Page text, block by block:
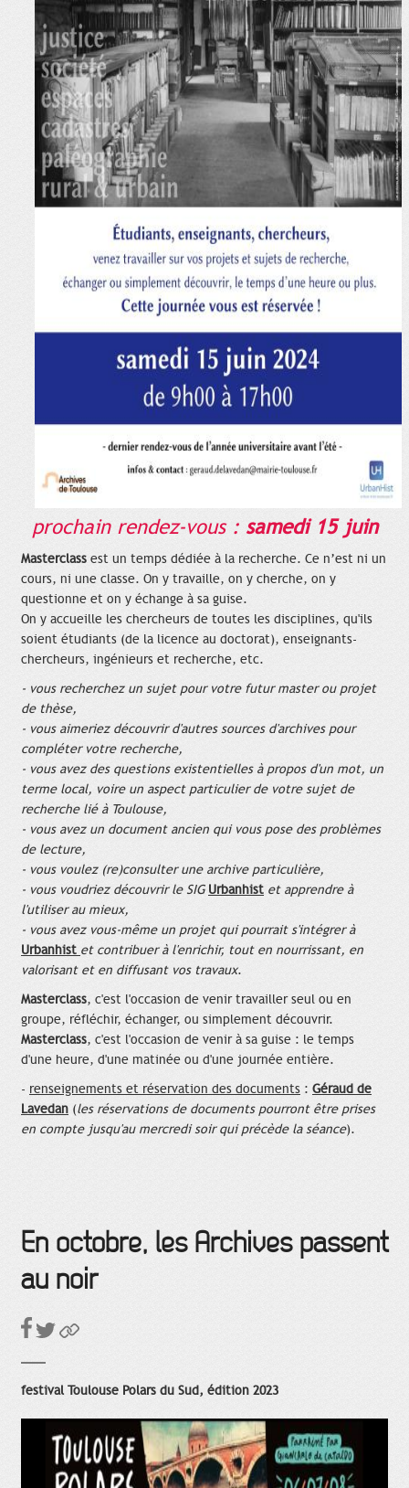
prochain rendez-vous : samedi 15 juin
Masterclass est un temps dédiée à la recherche. Ce n’est ni un
cours, ni une classe. On y travaille, on y cherche, on y
questionne et on y échange à sa guise.
On y accueille les chercheurs de toutes les disciplines, qu'ils
soient étudiants (de la licence au doctorat), enseignants-
chercheurs, ingénieurs et recherche, etc.
- vous recherchez un sujet pour votre futur master ou projet
de thèse,
- vous aimeriez découvrir d'autres sources d'archives pour
compléter votre recherche,
- vous avez des questions existentielles à propos d'un mot, un
terme local, voire un aspect particulier de votre sujet de
recherche lié à Toulouse,
- vous avez un document ancien qui vous pose des problèmes
de lecture,
- vous voulez (re)consulter une archive particulière,
- vous voudriez découvrir le SIG Urbanhist et apprendre à
l'utiliser au mieux,
- vous avez vous-même un projet qui pourrait s'intégrer à
Urbanhist et contribuer à l'enrichir, tout en nourrissant, en
valorisant et en diffusant vos travaux.
Masterclass, c'est l'occasion de venir travailler seul ou en
groupe, réfléchir, échanger, ou simplement découvrir.
Masterclass, c'est l'occasion de venir à sa guise : le temps
d'une heure, d'une matinée ou d'une journée entière.
- renseignements et réservation des documents : Géraud de
Lavedan (les réservations de documents pourront être prises
en compte jusqu'au mercredi soir qui précède la séance).
En octobre, les Archives passent
au noir
festival Toulouse Polars du Sud, édition 2023